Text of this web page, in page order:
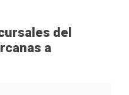
del
a